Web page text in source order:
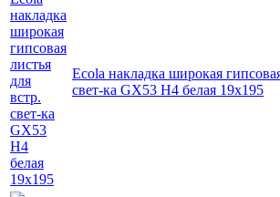
Ecola накладка широкая
свет-ка GX53 H4 белая 19х195